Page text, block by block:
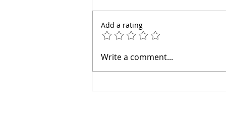
Add a rating
Write a comment...